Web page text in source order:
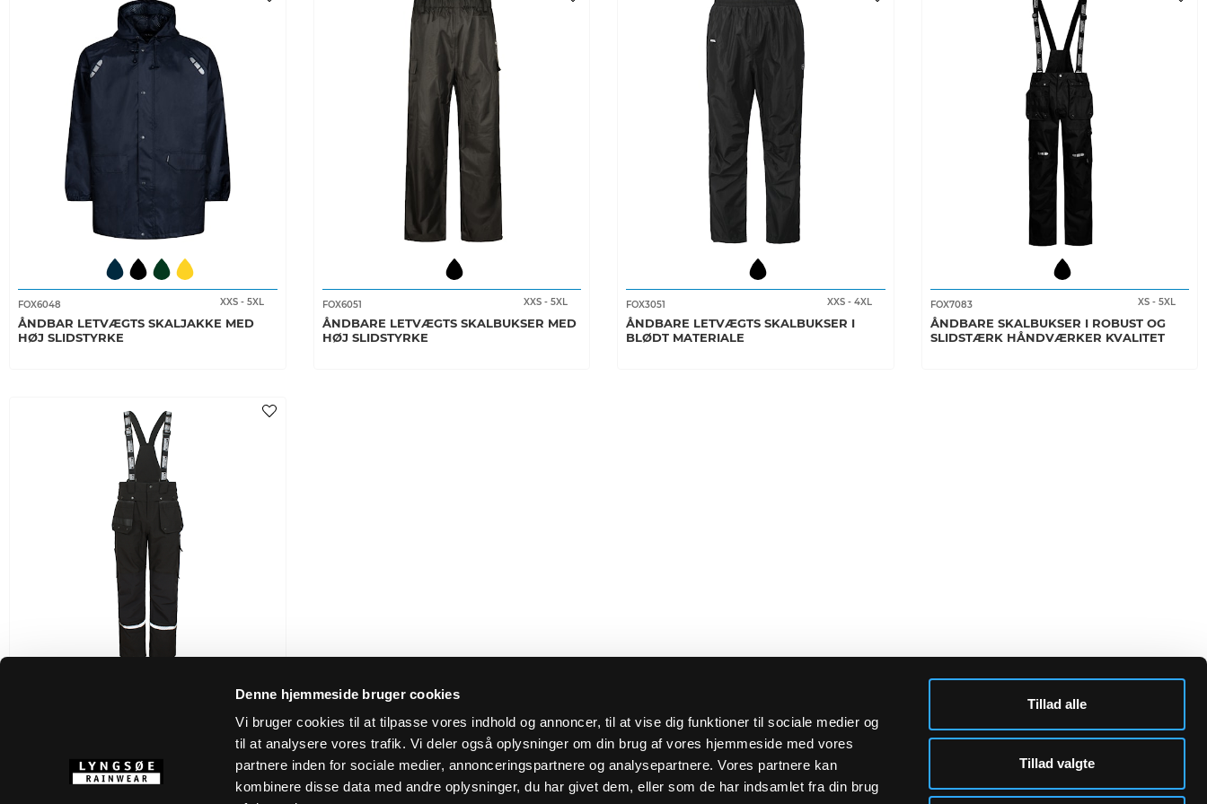
Denne hjemmeside bruger cookies
Vi bruger cookies til at tilpasse vores indhold og annoncer, til at vise dig funktioner til sociale medier og
til at analysere vores trafik. Vi deler også oplysninger om din brug af vores hjemmeside med vores
partnere inden for sociale medier, annonceringspartnere og analysepartnere. Vores partnere kan
kombinere disse data med andre oplysninger, du har givet dem, eller som de har indsamlet fra din brug
Tillad alle
Tillad valgte
FOX6048
ÅNDBAR LETVÆGTS SKALJAKKE MED
HØJ SLIDSTYRKE
XXS - 5XL FOX6051
ÅNDBARE LETVÆGTS SKALBUKSER MED
HØJ SLIDSTYRKE
XXS - 5XL FOX3051
ÅNDBARE LETVÆGTS SKALBUKSER I
BLØDT MATERIALE
XXS - 4XL FOX7083
ÅNDBARE SKALBUKSER I ROBUST OG
SLIDSTÆRK HÅNDVÆRKER KVALITET
XS - 5XL
4-VEJS STRETCH SKALBUKSER I ÅNDBAR
XS - 6XL